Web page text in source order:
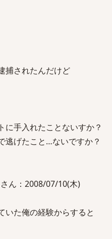
捕されたんだけど
に手入れたことないすか？
逃げたこと…ないですか？
ん：2008/07/10(木)
いた俺の経験からすると